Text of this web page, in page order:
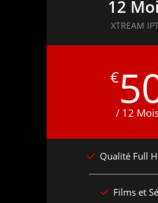
12
XTREAM
€
/ 12
Qualité Full
Films et